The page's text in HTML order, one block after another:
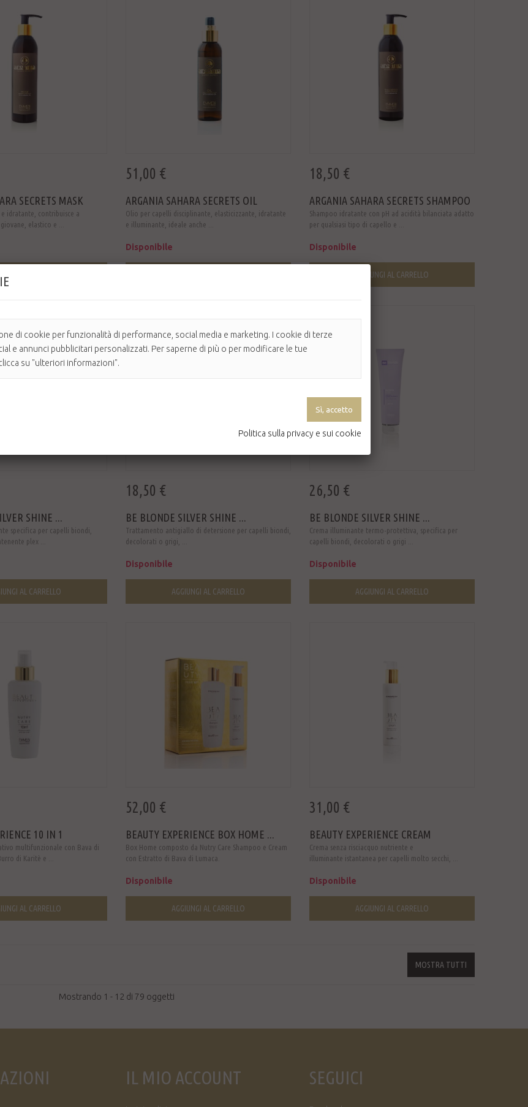
SECRETS MASK
idratante, contribuisce a
elastico e ...
51,00 €
ARGANIA SAHARA SECRETS OIL
Olio per capelli disciplinante, elasticizzante, idratante
e illuminante, ideale anche ...
Disponibile
18,50 €
ARGANIA SAHARA SECRETS SHAMPOO
Shampoo idratante con pH ad acidità bilanciata adatto
per qualsiasi tipo di capello e ...
Disponibile
AGGIUNGI AL CARRELLO
SHINE ...
specifica per capelli biondi,
plex ...
AL CARRELLO
18,50 €
BE BLONDE SILVER SHINE ...
Trattamento antigiallo di detersione per capelli biondi,
decolorati o grigi, ...
Disponibile
AGGIUNGI AL CARRELLO
26,50 €
BE BLONDE SILVER SHINE ...
Crema illuminante termo-protettiva, specifica per
capelli biondi, decolorati o grigi ...
Disponibile
AGGIUNGI AL CARRELLO
10 IN 1
multifunzionale con Bava di
di Karitè e ...
AL CARRELLO
52,00 €
BEAUTY EXPERIENCE BOX HOME ...
Box Home composto da Nutry Care Shampoo e Cream
con Estratto di Bava di Lumaca.
Disponibile
AGGIUNGI AL CARRELLO
31,00 €
BEAUTY EXPERIENCE CREAM
Crema senza risciacquo nutriente e
illuminante istantanea per capelli molto secchi, ...
Disponibile
AGGIUNGI AL CARRELLO
MOSTRA TUTTI
Mostrando 1 - 12 di 79 oggetti
IL MIO ACCOUNT SEGUICI
di cookie per funzionalità di performance, social media e marketing. I cookie di terze
e annunci pubblicitari personalizzati. Per saperne di più o per modificare le tue
su "ulteriori informazioni".
Politica sulla privacy e sui cookie